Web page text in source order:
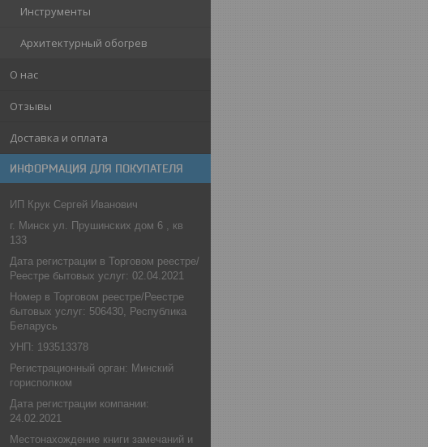
Инструменты
Архитектурный обогрев
О нас
Отзывы
Доставка и оплата
ИНФОРМАЦИЯ ДЛЯ ПОКУПАТЕЛЯ
ИП Крук Сергей Иванович
г. Минск ул. Прушинских дом 6 , кв
133
Дата регистрации в Торговом реестре/
Реестре бытовых услуг: 02.04.2021
Номер в Торговом реестре/Реестре
бытовых услуг: 506430, Республика
Беларусь
УНП: 193513378
Регистрационный орган: Минский
горисполком
Дата регистрации компании:
24.02.2021
Местонахождение книги замечаний и